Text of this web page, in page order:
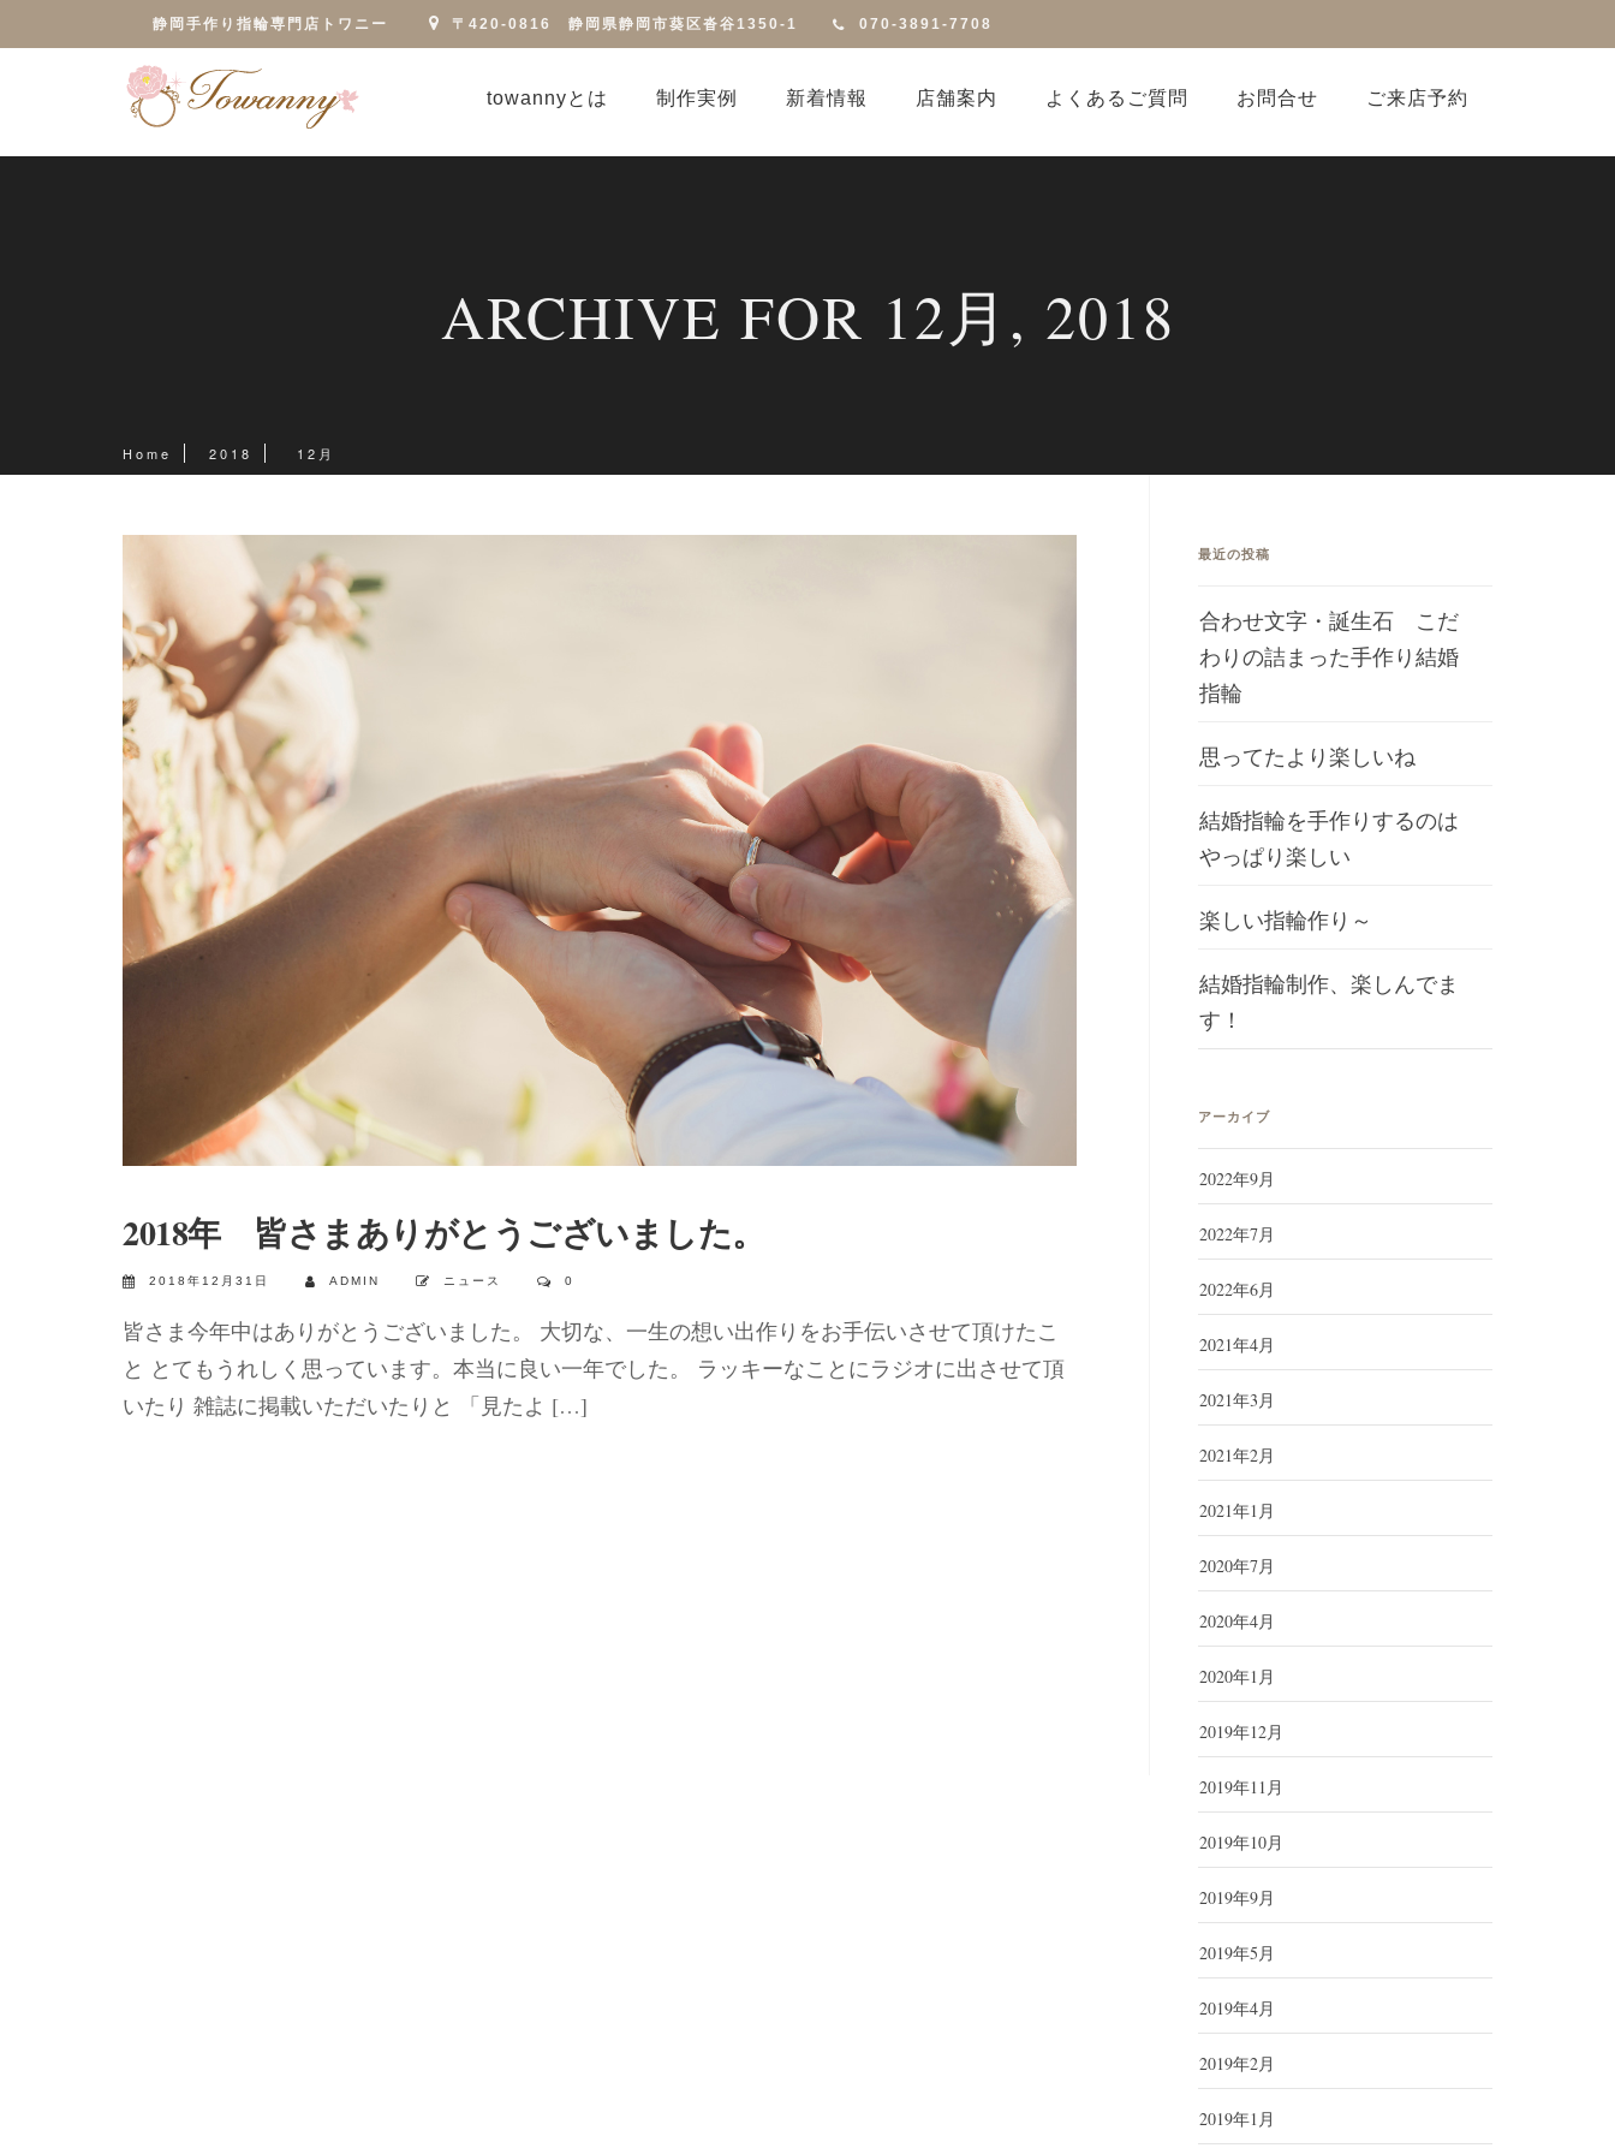
070-3891-7708
〒420-0816 静岡県静岡市葵区沓谷1350-1
静岡手作り指輪専門店トワニー
towannyとは 制作実例 新着情報 店舗案内 よくあるご質問 お問合せ ご来店予約
ARCHIVE FOR 12月, 2018
Home 2018 12月
2018年 皆さまありがとうございました。
2018年12月31日 ADMIN ニュース 0
皆さま今年中はありがとうございました。 大切な、一生の想い出作りをお手伝いさせて頂けたこ
と とてもうれしく思っています。本当に良い一年でした。 ラッキーなことにラジオに出させて頂
いたり 雑誌に掲載いただいたりと 「見たよ […]
最近の投稿
合わせ文字・誕生石 こだ
わりの詰まった手作り結婚
指輪
思ってたより楽しいね
結婚指輪を手作りするのは
やっぱり楽しい
楽しい指輪作り～
結婚指輪制作、楽しんでま
す！
アーカイブ
2022年9月
2022年7月
2022年6月
2021年4月
2021年3月
2021年2月
2021年1月
2020年7月
2020年4月
2020年1月
2019年12月
2019年11月
2019年10月
2019年9月
2019年5月
2019年4月
2019年2月
2019年1月